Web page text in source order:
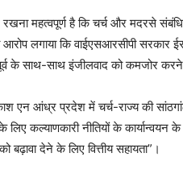
रखना महत्वपूर्ण है कि चर्च और मदरसे
लगाया कि वाईएसआरसीपी सरकार
के साथ-साथ इंजीलवाद को कमजोर
एन आंध्र प्रदेश में चर्च-राज्य की
लिए कल्याणकारी नीतियों के
बढ़ावा देने के लिए वित्तीय सहायता”।